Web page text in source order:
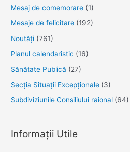
Mesaj de comemorare (1)
Mesaje de felicitare (192)
Noutăţi (761)
Planul calendaristic (16)
Sănătate Publică (27)
Secția Situații Excepționale (3)
Subdiviziunile Consiliului raional (64)
Informații Utile